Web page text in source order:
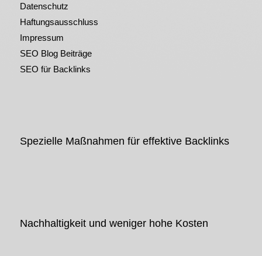
Datenschutz
Haftungsausschluss
Impressum
SEO Blog Beiträge
SEO für Backlinks
Spezielle Maßnahmen für effektive Backlinks
Nachhaltigkeit und weniger hohe Kosten